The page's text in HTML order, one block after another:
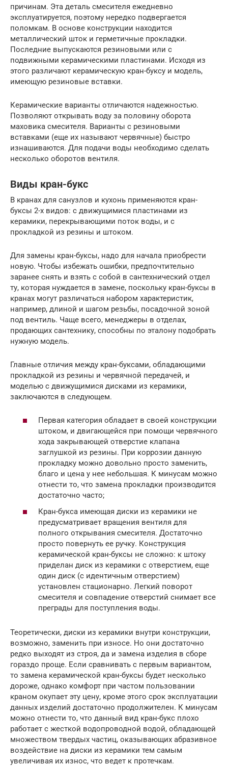
причинам. Эта деталь смесителя ежедневно
эксплуатируется, поэтому нередко подвергается
поломкам. В основе конструкции находится
металлический шток и герметичные прокладки.
Последние выпускаются резиновыми или с
подвижными керамическими пластинами. Исходя из
этого различают керамическую кран-буксу и модель,
имеющую резиновые вставки.
Керамические варианты отличаются надежностью.
Позволяют открывать воду за половину оборота
маховика смесителя. Варианты с резиновыми
вставками (еще их называют червячные) быстро
изнашиваются. Для подачи воды необходимо сделать
несколько оборотов вентиля.
Виды кран-букс
В кранах для санузлов и кухонь применяются кран-
буксы 2-х видов: с движущимися пластинами из
керамики, перекрывающими поток воды, и с
прокладкой из резины и штоком.
Для замены кран-буксы, надо для начала приобрести
новую. Чтобы избежать ошибки, предпочтительно
заранее снять и взять с собой в сантехнический отдел
ту, которая нуждается в замене, поскольку кран-буксы в
кранах могут различаться набором характеристик,
например, длиной и шагом резьбы, посадочной зоной
под вентиль. Чаще всего, менеджеры в отделах,
продающих сантехнику, способны по эталону подобрать
нужную модель.
Главные отличия между кран-буксами, обладающими
прокладкой из резины и червячной передачей, и
моделью с движущимися дисками из керамики,
заключаются в следующем.
Первая категория обладает в своей конструкции
штоком, и двигающейся при помощи червячного
хода закрывающей отверстие клапана
заглушкой из резины. При коррозии данную
прокладку можно довольно просто заменить,
благо и цена у нее небольшая. К минусам можно
отнести то, что замена прокладки производится
достаточно часто;
Кран-букса имеющая диски из керамики не
предусматривает вращения вентиля для
полного открывания смесителя. Достаточно
просто повернуть ее ручку. Конструкция
керамической кран-буксы не сложно: к штоку
приделан диск из керамики с отверстием, еще
один диск (с идентичным отверстием)
установлен стационарно. Легкий поворот
смесителя и совпадение отверстий снимает все
преграды для поступления воды.
Теоретически, диски из керамики внутри конструкции,
возможно, заменить при износе. Но они достаточно
редко выходят из строя, да и замена изделия в сборе
гораздо проще. Если сравнивать с первым вариантом,
то замена керамической кран-буксы будет несколько
дороже, однако комфорт при частом пользовании
краном окупает эту цену, кроме этого срок эксплуатации
данных изделий достаточно продолжителен. К минусам
можно отнести то, что данный вид кран-букс плохо
работает с жесткой водопроводной водой, обладающей
множеством твердых частиц, оказывающих абразивное
воздействие на диски из керамики тем самым
увеличивая их износ, что ведет к протечкам.